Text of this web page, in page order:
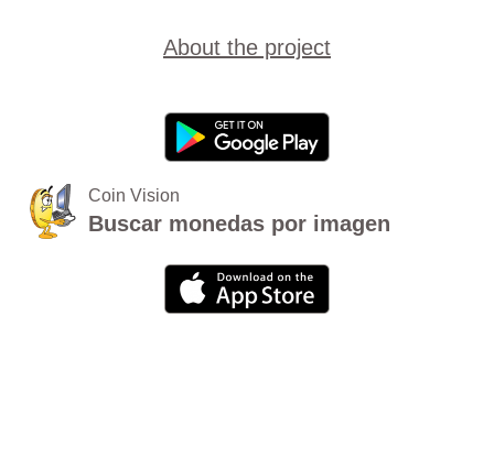
About the project
Coin Vision
Buscar monedas por imagen